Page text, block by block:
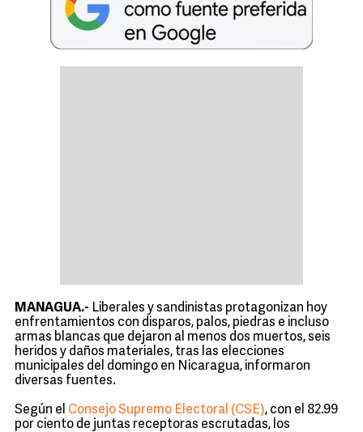
MANAGUA.- Liberales y sandinistas protagonizan hoy
enfrentamientos con disparos, palos, piedras e incluso
armas blancas que dejaron al menos dos muertos, seis
heridos y daños materiales, tras las elecciones
municipales del domingo en Nicaragua, informaron
diversas fuentes.
Según el Consejo Supremo Electoral (CSE), con el 82.99
por ciento de juntas receptoras escrutadas, los